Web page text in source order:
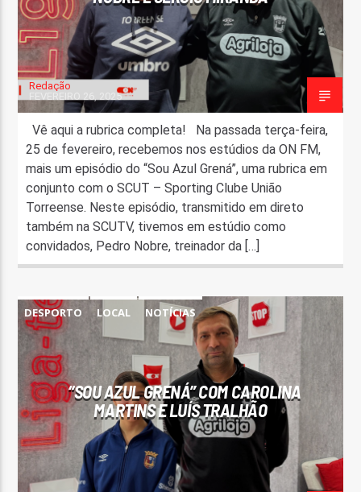
Redação
FEVEREIRO 26, 2025
Vê aqui a rubrica completa! Na passada terça-feira,
25 de fevereiro, recebemos nos estúdios da ON FM,
mais um episódio do “Sou Azul Grená”, uma rubrica em
conjunto com o SCUT – Sporting Clube União
Torreense. Neste episódio, transmitido em direto
também na SCUTV, tivemos em estúdio como
convidados, Pedro Nobre, treinador da […]
DESPORTO LOCAL NOTÍCIAS
“SOU AZUL GRENÁ” COM CAROLINA
MARTINS E LUÍS TRALHÃO